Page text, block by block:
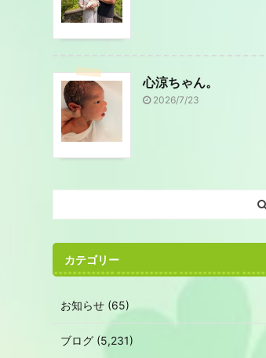
心涼ちゃん。
2026/7/23
カテゴリー
お知らせ (65)
ブログ (5,231)